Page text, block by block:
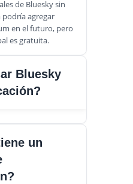
de Bluesky sin
podría agregar
en el futuro, pero
es gratuita.
Bluesky
iniciar sesión a
y acceder a
perfiles y
en móvil.
un